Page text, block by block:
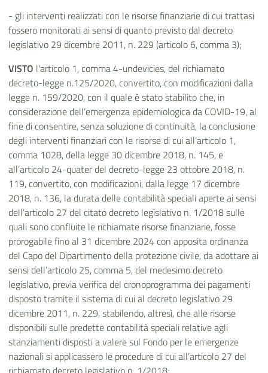
- gli interventi realizzati con le risorse finanziarie di cui trattasi
fossero monitorati ai sensi di quanto previsto dal decreto
legislativo 29 dicembre 2011, n. 229 (articolo 6, comma 3);
VISTO l'articolo 1, comma 4-undevicies, del richiamato
decreto-legge n.125/2020, convertito, con modificazioni dalla
legge n. 159/2020, con il quale è stato stabilito che, in
considerazione dell’emergenza epidemiologica da COVID-19, al
fine di consentire, senza soluzione di continuità, la conclusione
degli interventi finanziari con le risorse di cui all’articolo 1,
comma 1028, della legge 30 dicembre 2018, n. 145, e
all’articolo 24-quater del decreto-legge 23 ottobre 2018, n.
119, convertito, con modificazioni, dalla legge 17 dicembre
2018, n. 136, la durata delle contabilità speciali aperte ai sensi
dell’articolo 27 del citato decreto legislativo n. 1/2018 sulle
quali sono confluite le richiamate risorse finanziarie, fosse
prorogabile fino al 31 dicembre 2024 con apposita ordinanza
del Capo del Dipartimento della protezione civile, da adottare ai
sensi dell’articolo 25, comma 5, del medesimo decreto
legislativo, previa verifica del cronoprogramma dei pagamenti
disposto tramite il sistema di cui al decreto legislativo 29
dicembre 2011, n. 229, stabilendo, altresì, che alle risorse
disponibili sulle predette contabilità speciali relative agli
stanziamenti disposti a valere sul Fondo per le emergenze
nazionali si applicassero le procedure di cui all’articolo 27 del